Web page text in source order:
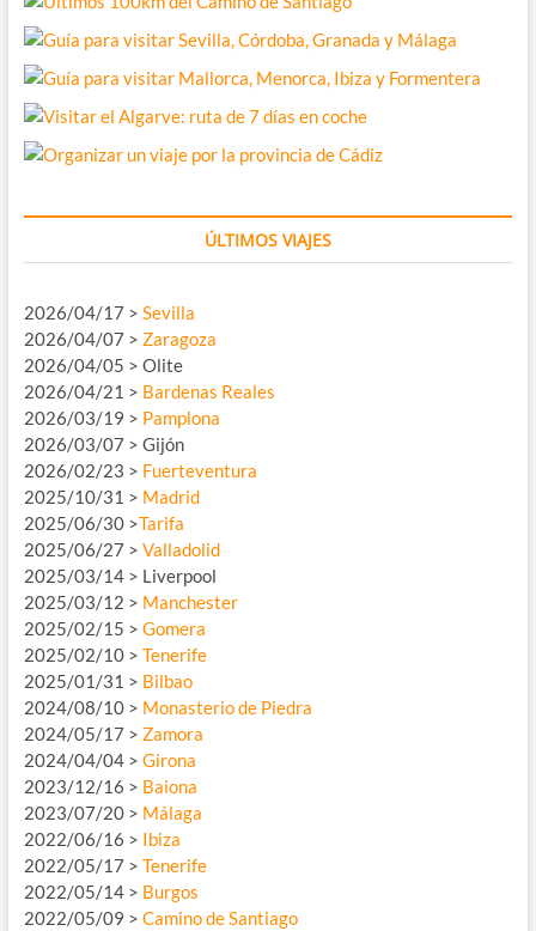
ÚLTIMOS VIAJES
2026/04/17 > Sevilla
2026/04/07 > Zaragoza
2026/04/05 > Olite
2026/04/21 > Bardenas Reales
2026/03/19 > Pamplona
2026/03/07 > Gijón
2026/02/23 > Fuerteventura
2025/10/31 > Madrid
2025/06/30 >Tarifa
2025/06/27 > Valladolid
2025/03/14 > Liverpool
2025/03/12 > Manchester
2025/02/15 > Gomera
2025/02/10 > Tenerife
2025/01/31 > Bilbao
2024/08/10 > Monasterio de Piedra
2024/05/17 > Zamora
2024/04/04 > Girona
2023/12/16 > Baiona
2023/07/20 > Málaga
2022/06/16 > Ibiza
2022/05/17 > Tenerife
2022/05/14 > Burgos
2022/05/09 > Camino de Santiago